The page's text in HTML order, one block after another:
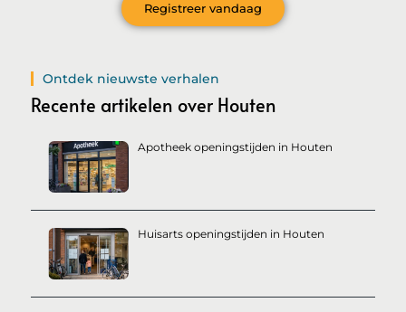
Registreer vandaag
Ontdek nieuwste verhalen
Recente artikelen over Houten
Apotheek openingstijden in Houten
Huisarts openingstijden in Houten